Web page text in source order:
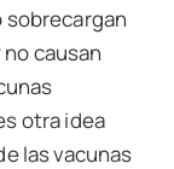
causan
otra idea
las vacunas